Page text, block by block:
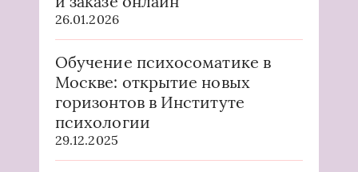
26.01.2026
Обучение психосоматике в
Москве: открытие новых
горизонтов в Институте
психологии
29.12.2025